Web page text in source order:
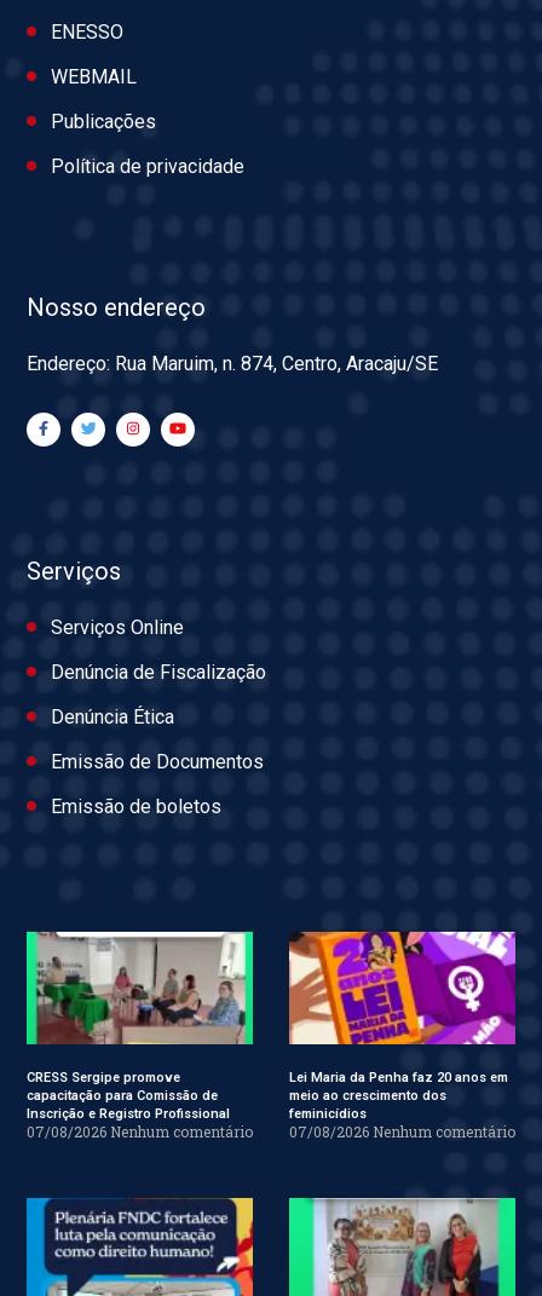
ENESSO
WEBMAIL
Publicações
Política de privacidade
Nosso endereço
Endereço: Rua Maruim, n. 874, Centro, Aracaju/SE
Serviços
Serviços Online
Denúncia de Fiscalização
Denúncia Ética
Emissão de Documentos
Emissão de boletos
CRESS Sergipe promove
capacitação para Comissão de
Inscrição e Registro Profissional
07/08/2026 Nenhum comentário
Lei Maria da Penha faz 20 anos em
meio ao crescimento dos
feminicídios
07/08/2026 Nenhum comentário